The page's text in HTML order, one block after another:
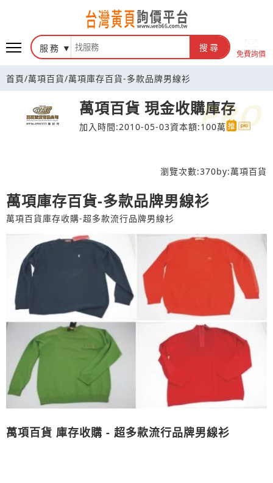
台灣黃頁詢價平台
服務 搜尋
免費詢價
首頁/萬項百貨/萬項庫存百貨-多款品牌男線衫
萬項百貨 現金收購庫存
加入時間:2010-05-03資本額:100萬
瀏覽次數:370by:萬項百貨
萬項庫存百貨-多款品牌男線衫
萬項百貨庫存收購-超多款流行品牌男線衫
萬項百貨 庫存收購 - 超多款流行品牌男線衫